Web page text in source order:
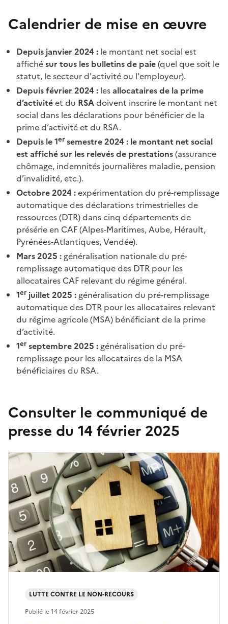
Calendrier de mise en œuvre
Depuis janvier 2024 : le montant net social est
affichésur tous les bulletins de paie(quel que soit le
statut, le secteur d'activité ou l'employeur).
Depuis février 2024 : lesallocataires de la prime
d’activitéet du RSAdoivent inscrire le montant net
social dans les déclarations pour bénéficier de la
prime d’activité et du RSA.
Depuis le 1er semestre 2024 : le montant net social
est affiché sur les relevés de prestations(assurance
chômage, indemnités journalières maladie, pension
d’invalidité, etc.).
Octobre 2024 :expérimentation du pré-remplissage
automatique des déclarations trimestrielles de
ressources (DTR) dans cinq départements de
présérie en CAF (Alpes-Maritimes, Aube, Hérault,
Pyrénées-Atlantiques, Vendée).
Mars 2025 :généralisation nationale du pré-
remplissage automatique des DTR pour les
allocataires CAF relevant du régime général.
1er juillet 2025 :généralisation du pré-remplissage
automatique des DTR pour les allocataires relevant
du régime agricole (MSA) bénéficiant de la prime
d’activité.
1er septembre 2025 :généralisation du pré-
remplissage pour les allocataires de la MSA
bénéficiaires du RSA.
Consulter le communiqué de
presse du 14 février 2025
LUTTE CONTRE LE NON-RECOURS
Publié le14 février 2025